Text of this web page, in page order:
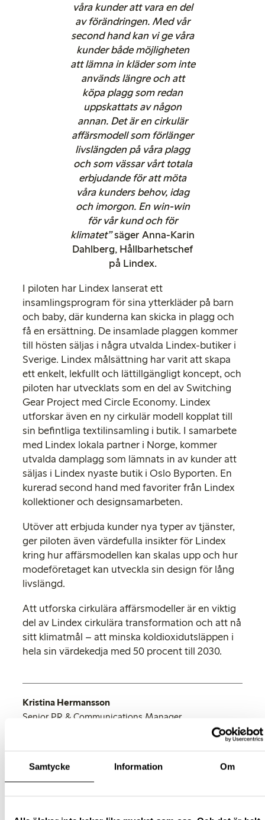
Samtycke Information Om
våra kunder att vara en del
av förändringen. Med vår
second hand kan vi ge våra
kunder både möjligheten
att lämna in kläder som inte
används längre och att
köpa plagg som redan
uppskattats av någon
annan. Det är en cirkulär
affärsmodell som förlänger
livslängden på våra plagg
och som vässar vårt totala
erbjudande för att möta
våra kunders behov, idag
och imorgon. En win-win
för vår kund och för
klimatet”säger Anna-Karin
Dahlberg, Hållbarhetschef
på Lindex.
I piloten har Lindex lanserat ett
insamlingsprogram för sina ytterkläder på barn
och baby, där kunderna kan skicka in plagg och
få en ersättning. De insamlade plaggen kommer
till hösten säljas i några utvalda Lindex-butiker i
Sverige. Lindex målsättning har varit att skapa
ett enkelt, lekfullt och lättillgängligt koncept, och
piloten har utvecklats som en del av Switching
Gear Project med Circle Economy. Lindex
utforskar även en ny cirkulär modell kopplat till
sin befintliga textilinsamling i butik. I samarbete
med Lindex lokala partner i Norge, kommer
utvalda damplagg som lämnats in av kunder att
säljas i Lindex nyaste butik i Oslo Byporten. En
kurerad second hand med favoriter från Lindex
kollektioner och designsamarbeten.
Utöver att erbjuda kunder nya typer av tjänster,
ger piloten även värdefulla insikter för Lindex
kring hur affärsmodellen kan skalas upp och hur
modeföretaget kan utveckla sin design för lång
livslängd.
Att utforska cirkulära affärsmodeller är en viktig
del av Lindex cirkulära transformation och att nå
sitt klimatmål – att minska koldioxidutsläppen i
hela sin värdekedja med 50 procent till 2030.
Kristina Hermansson
Senior PR & Communications Manager